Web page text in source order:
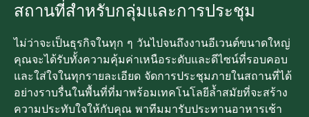
สถานที่สำหรับกลุ่มและการประชุม
ไม่ว่าจะเป็นธุรกิจในทุก ๆ วันไปจนถึงงานอีเวนต์ขนาดใหญ่
คุณจะได้รับทั้งความคุ้มค่าเหนือระดับและดีไซน์ที่รอบคอบ
และใส่ใจในทุกรายละเอียด จัดการประชุมภายในสถานที่ได้
อย่างราบรื่นในพื้นที่ที่มาพร้อมเทคโนโลยีล้ำสมัยที่จะสร้าง
ความประทับใจให้กับคุณ พาทีมมารับประทานอาหารเช้า